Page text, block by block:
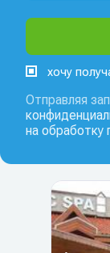
хочу
Отправляя
на обработку